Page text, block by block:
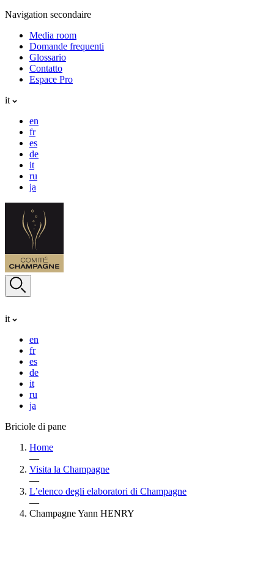
Navigation secondaire
Media room
Domande frequenti
Glossario
Contatto
Espace Pro
it
en
fr
es
de
it
ru
ja
it
en
fr
es
de
it
ru
ja
Briciole di pane
Home
—
Visita la Champagne
—
L’elenco degli elaboratori di Champagne
—
Champagne Yann HENRY